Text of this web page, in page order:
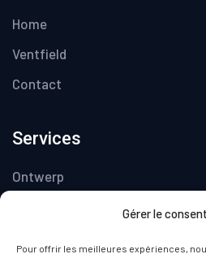
Gérer le
Pour offrir les meilleures expériences,
Home
Ventfield
Contact
Services
Ontwerp